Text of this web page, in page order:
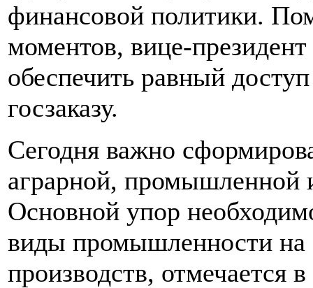
финансовой политики.
моментов, вице-
обеспечить равный
госзаказу.
Сегодня важно
аграрной, промышленной
Основной упор
виды промышленности на
производств, отмечается